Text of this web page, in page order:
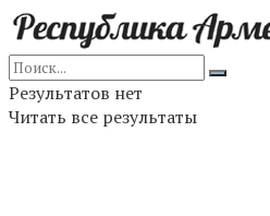
Результатов нет
Читать все результаты